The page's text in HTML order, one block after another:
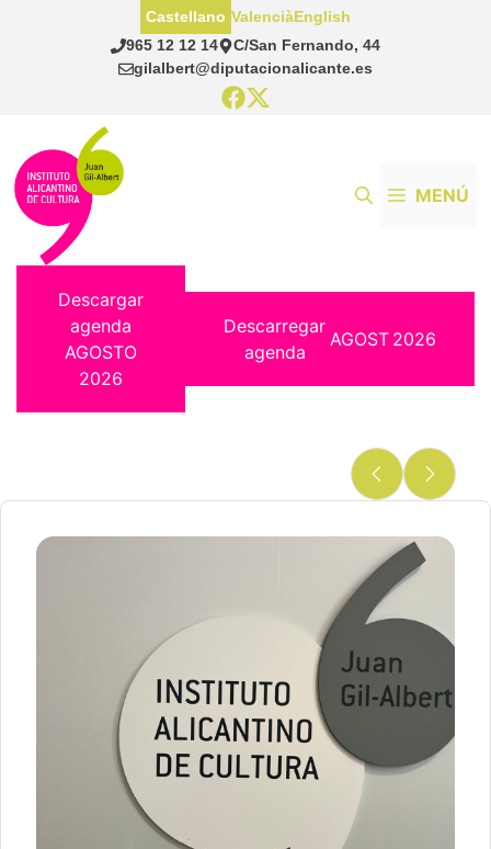
965 12 12 14
C/San Fernando, 44
gilalbert@diputacionalicante.es
Castellano ValenciàEnglish
MENÚ
Descargar
agenda
AGOSTO
2026
Descarregar
agenda
AGOST 2026